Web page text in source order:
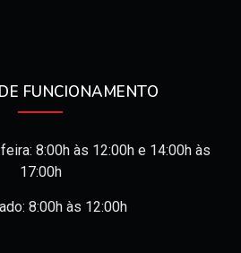
FUNCIONAMENTO
8:00h às 12:00h e 14:00h às
17:00h
8:00h às 12:00h